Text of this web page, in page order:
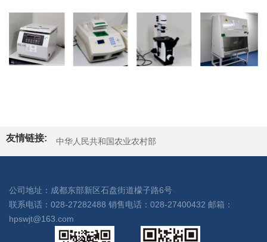
友情链接:
中华人民共和国农业农村部
中华人民共和国农业农村部畜牧兽医局
中禽传媒信息网
中国畜牧业信息网
中国畜牧业协会
四川省农业农村厅
公司地址：成都东部新区石盘街道檬子路6号
联系电话：028-27282488 销售电话：028-27400432 邮箱：
hpswjt@163.com